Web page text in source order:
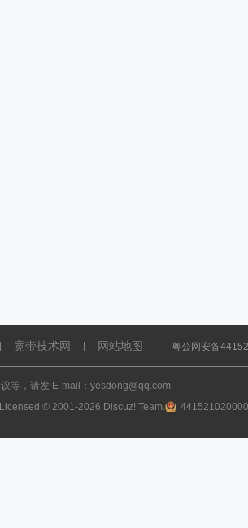
宽带技术网 网站地图 粤公网安备
等，请发 E-mail：yesdong@qq.com
Licensed © 2001-2026 Discuz! Team.